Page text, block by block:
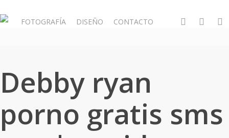
to
FOTOGRAFÍA DISEÑO CONTACTO whatsapp
phone email
Debby ryan
porno gratis sms